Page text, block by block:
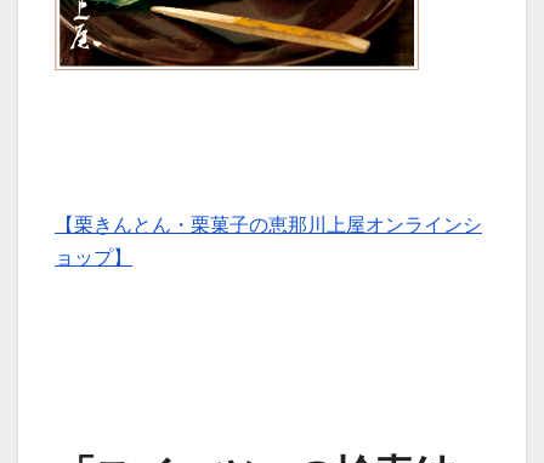
【栗きんとん・栗菓子の恵那川上屋オンラインシ
ョップ】